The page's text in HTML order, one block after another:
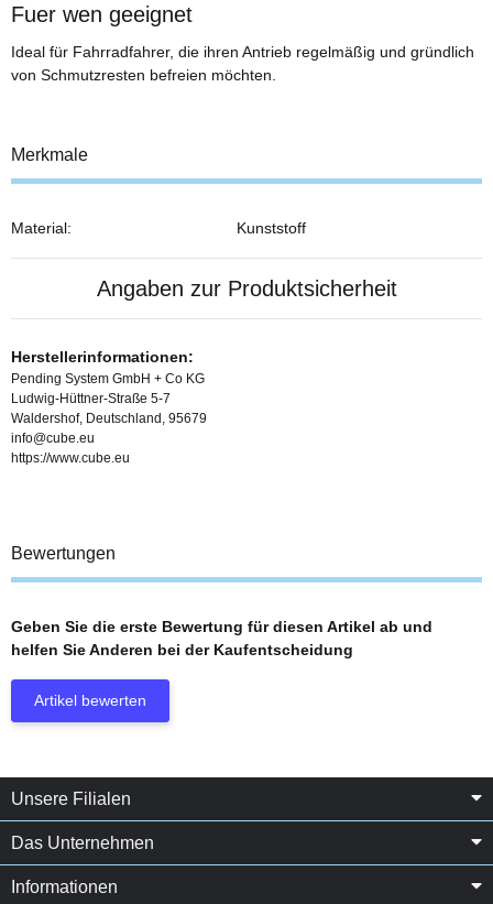
Fuer wen geeignet
Ideal für Fahrradfahrer, die ihren Antrieb regelmäßig und gründlich
von Schmutzresten befreien möchten.
Merkmale
Material: Kunststoff
Angaben zur Produktsicherheit
Herstellerinformationen:
Pending System GmbH + Co KG
Ludwig-Hüttner-Straße 5-7
Waldershof, Deutschland, 95679
info@cube.eu
https://www.cube.eu
Bewertungen
Geben Sie die erste Bewertung für diesen Artikel ab und
helfen Sie Anderen bei der Kaufentscheidung
Artikel bewerten
Unsere Filialen
Das Unternehmen
Informationen